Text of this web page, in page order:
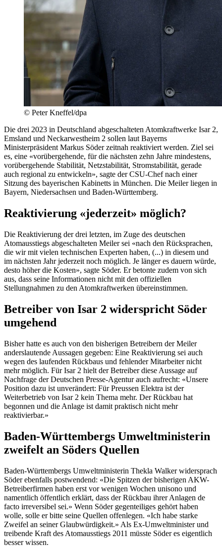
© Peter Kneffel/dpa
Die drei 2023 in Deutschland abgeschalteten Atomkraftwerke Isar 2,
Emsland und Neckarwestheim 2 sollen laut Bayerns
Ministerpräsident Markus Söder zeitnah reaktiviert werden. Ziel sei
es, eine «vorübergehende, für die nächsten zehn Jahre mindestens,
vorübergehende Stabilität, Netzstabilität, Stromstabilität, gerade
auch regional zu entwickeln», sagte der CSU-Chef nach einer
Sitzung des bayerischen Kabinetts in München. Die Meiler liegen in
Bayern, Niedersachsen und Baden-Württemberg.
Reaktivierung «jederzeit» möglich?
Die Reaktivierung der drei letzten, im Zuge des deutschen
Atomausstiegs abgeschalteten Meiler sei «nach den Rücksprachen,
die wir mit vielen technischen Experten haben, (...) in diesem und
im nächsten Jahr jederzeit noch möglich. Je länger es dauern würde,
desto höher die Kosten», sagte Söder. Er betonte zudem von sich
aus, dass seine Informationen nicht mit den offiziellen
Stellungnahmen zu den Atomkraftwerken übereinstimmen.
Betreiber von Isar 2 widerspricht Söder
umgehend
Bisher hatte es auch von den bisherigen Betreibern der Meiler
anderslautende Aussagen gegeben: Eine Reaktivierung sei auch
wegen des laufenden Rückbaus und fehlender Mitarbeiter nicht
mehr möglich. Für Isar 2 hielt der Betreiber diese Aussage auf
Nachfrage der Deutschen Presse-Agentur auch aufrecht: «Unsere
Position dazu ist unverändert: Für Preussen Elektra ist der
Weiterbetrieb von Isar 2 kein Thema mehr. Der Rückbau hat
begonnen und die Anlage ist damit praktisch nicht mehr
reaktivierbar.»
Baden-Württembergs Umweltministerin
zweifelt an Söders Quellen
Baden-Württembergs Umweltministerin Thekla Walker widersprach
Söder ebenfalls postwendend: «Die Spitzen der bisherigen AKW-
Betreiberfirmen haben erst vor wenigen Wochen unisono und
namentlich öffentlich erklärt, dass der Rückbau ihrer Anlagen de
facto irreversibel sei.» Wenn Söder gegenteiliges gehört haben
wolle, solle er bitte seine Quellen offenlegen. «Ich habe starke
Zweifel an seiner Glaubwürdigkeit.» Als Ex-Umweltminister und
treibende Kraft des Atomausstiegs 2011 müsste Söder es eigentlich
besser wissen.